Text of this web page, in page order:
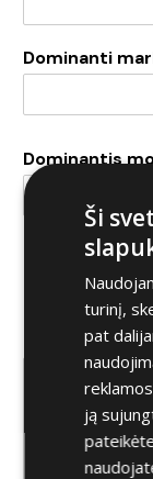
Dominanti
Dominantis
Koks
Naujas
Komentaras
Ši
turinį,
pat
ją